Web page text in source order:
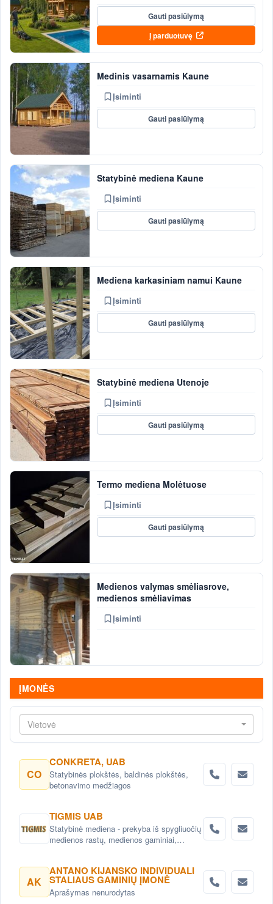
Gauti pasiūlymą
Į parduotuvę
Medinis vasarnamis Kaune
Įsiminti
Gauti pasiūlymą
Statybinė mediena Kaune
Įsiminti
Gauti pasiūlymą
Mediena karkasiniam namui Kaune
Įsiminti
Gauti pasiūlymą
Statybinė mediena Utenoje
Įsiminti
Gauti pasiūlymą
Termo mediena Molėtuose
Įsiminti
Gauti pasiūlymą
Medienos valymas smėliasrove,
medienos smėliavimas
Įsiminti
ĮMONĖS
Vietovė
CO
CONKRETA, UAB
Statybinės plokštės, baldinės plokštės,
betonavimo medžiagos
TIGMIS UAB
Statybinė mediena - prekyba iš spygliuočių
medienos rastų, medienos gaminiai,
AK
ANTANO KIJANSKO INDIVIDUALI
STALIAUS GAMINIŲ ĮMONĖ
Aprašymas nenurodytas